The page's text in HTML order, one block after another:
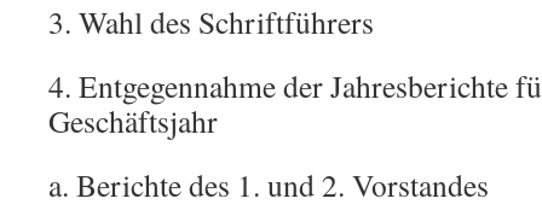
3. Wahl des Schriftführers
4. Entgegennahme der Jahresberichte
Geschäftsjahr
a. Berichte des 1. und 2. Vorstandes